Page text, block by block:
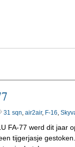
31 sqn, air2air, F-16,
FA-77 werd dit jaar
tijgerjasje